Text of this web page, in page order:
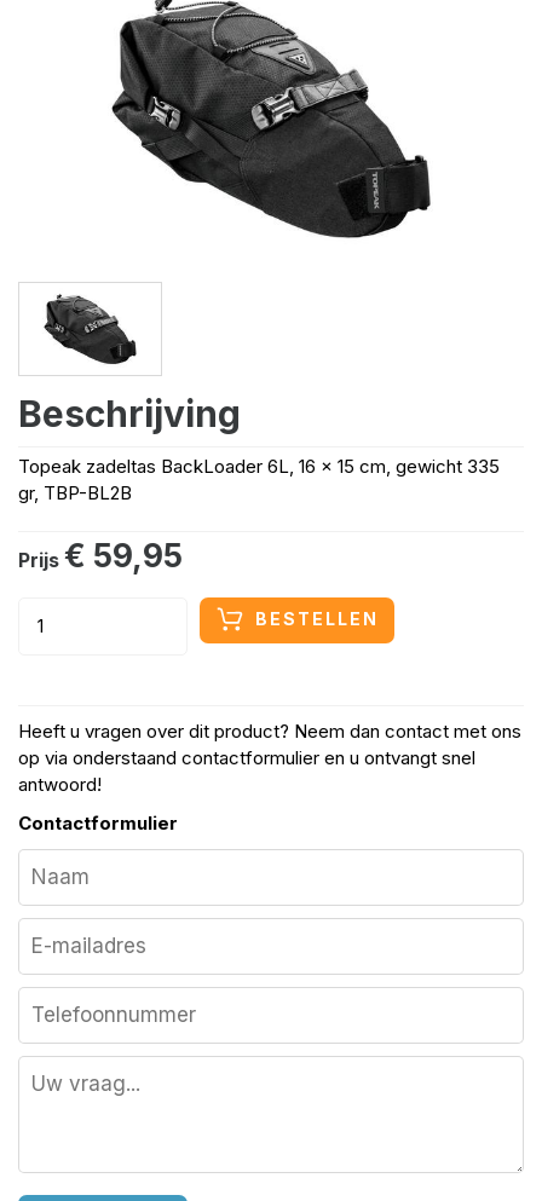
Beschrijving
Topeak zadeltas BackLoader 6L, 16 x 15 cm, gewicht 335
gr, TBP-BL2B
Prijs € 59,95
BESTELLEN
Heeft u vragen over dit product? Neem dan contact met ons
op via onderstaand contactformulier en u ontvangt snel
antwoord!
Contactformulier